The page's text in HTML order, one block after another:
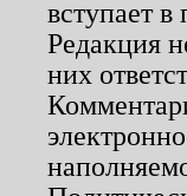
вступает в
Редакция
них